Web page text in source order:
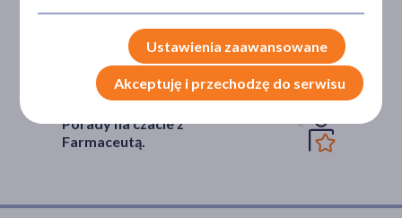
Weryfikacja interakcji leków.
Encyklopedia leków i ziół
Wsparcie w leczeniu
Porady na czacie z
Farmaceutą.
Ustawienia zaawansowane
Akceptuję i przechodzę do serwisu